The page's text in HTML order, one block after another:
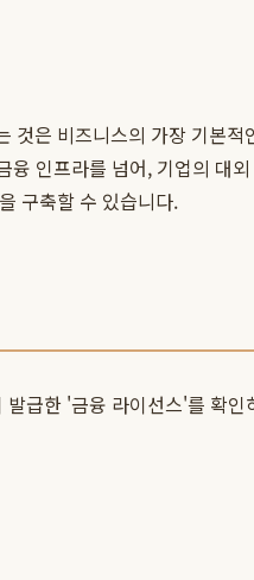
은 비즈니스의 가장 기본
인프라를 넘어, 기업의 대
구축할 수 있습니다.
급한 '금융 라이선스'를 확